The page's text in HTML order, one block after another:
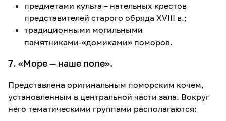
предметами культа – нательных крестов
представителей старого обряда XVIII в.;
традиционными могильными
памятниками-«домиками» поморов.
7. «Море — наше поле».
Представлена оригинальным поморским кочем,
установленным в центральной части зала. Вокруг
него тематическими группами располагаются: